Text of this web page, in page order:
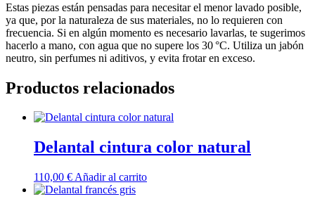
Estas piezas están pensadas para necesitar el menor lavado posible,
ya que, por la naturaleza de sus materiales, no lo requieren con
frecuencia. Si en algún momento es necesario lavarlas, te sugerimos
hacerlo a mano, con agua que no supere los 30 °C. Utiliza un jabón
neutro, sin perfumes ni aditivos, y evita frotar en exceso.
Productos relacionados
Delantal cintura color natural
110,00 € Añadir al carrito